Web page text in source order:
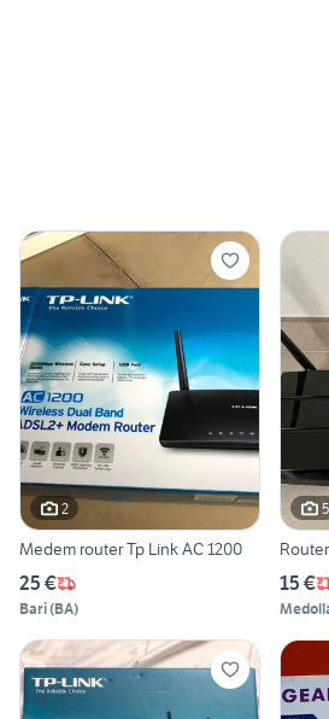
2
Medem router Tp Link AC 1200
25 €
Bari(BA)
5
15 €